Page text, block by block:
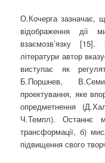
О.Кочерга зазначає,
відображення дії
взаємозв’язку [15].
літератури автор
виступає як
Б.Поршнев,
проектування, яке
опредметнення
Ч.Темпл). Останнє
трансформації, б)
підвищення свого